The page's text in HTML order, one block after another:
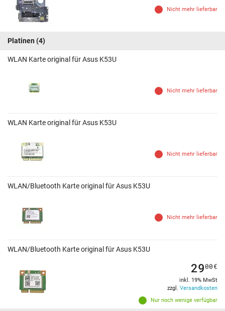
Nicht mehr lieferbar
Platinen (4)
WLAN Karte original für Asus K53U
Nicht mehr lieferbar
WLAN Karte original für Asus K53U
Nicht mehr lieferbar
WLAN/Bluetooth Karte original für Asus K53U
Nicht mehr lieferbar
WLAN/Bluetooth Karte original für Asus K53U
Nur noch wenige verfügbar
2900€
inkl. 19% MwSt
zzgl. Versandkosten